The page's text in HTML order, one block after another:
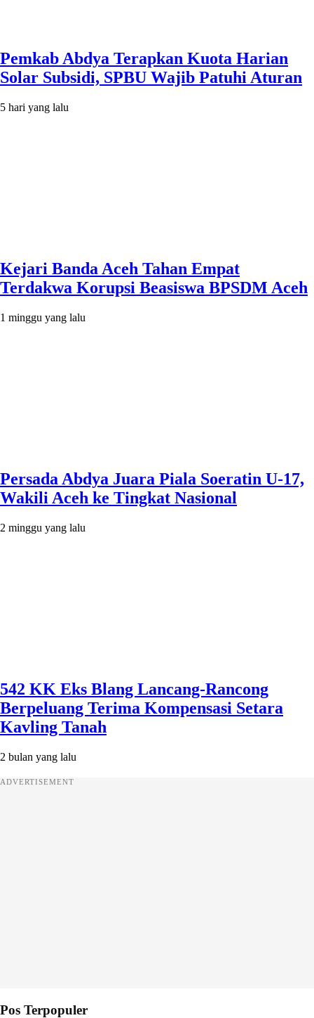
Pemkab Abdya Terapkan Kuota Harian
Solar Subsidi, SPBU Wajib Patuhi Aturan
5 hari yang lalu
Kejari Banda Aceh Tahan Empat
Terdakwa Korupsi Beasiswa BPSDM Aceh
1 minggu yang lalu
Persada Abdya Juara Piala Soeratin U-17,
Wakili Aceh ke Tingkat Nasional
2 minggu yang lalu
542 KK Eks Blang Lancang-Rancong
Berpeluang Terima Kompensasi Setara
Kavling Tanah
2 bulan yang lalu
ADVERTISEMENT
Pos Terpopuler